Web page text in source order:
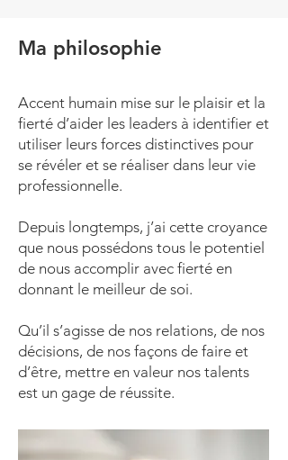
Ma philosophie
Accent humain mise sur le plaisir et la
fierté d’aider les leaders à identifier et
utiliser leurs forces distinctives pour
se révéler et se réaliser dans leur vie
professionnelle.
Depuis longtemps, j’ai cette croyance
que nous possédons tous le potentiel
de nous accomplir avec fierté en
donnant le meilleur de soi.
Qu’il s’agisse de nos relations, de nos
décisions, de nos façons de faire et
d’être, mettre en valeur nos talents
est un gage de réussite.